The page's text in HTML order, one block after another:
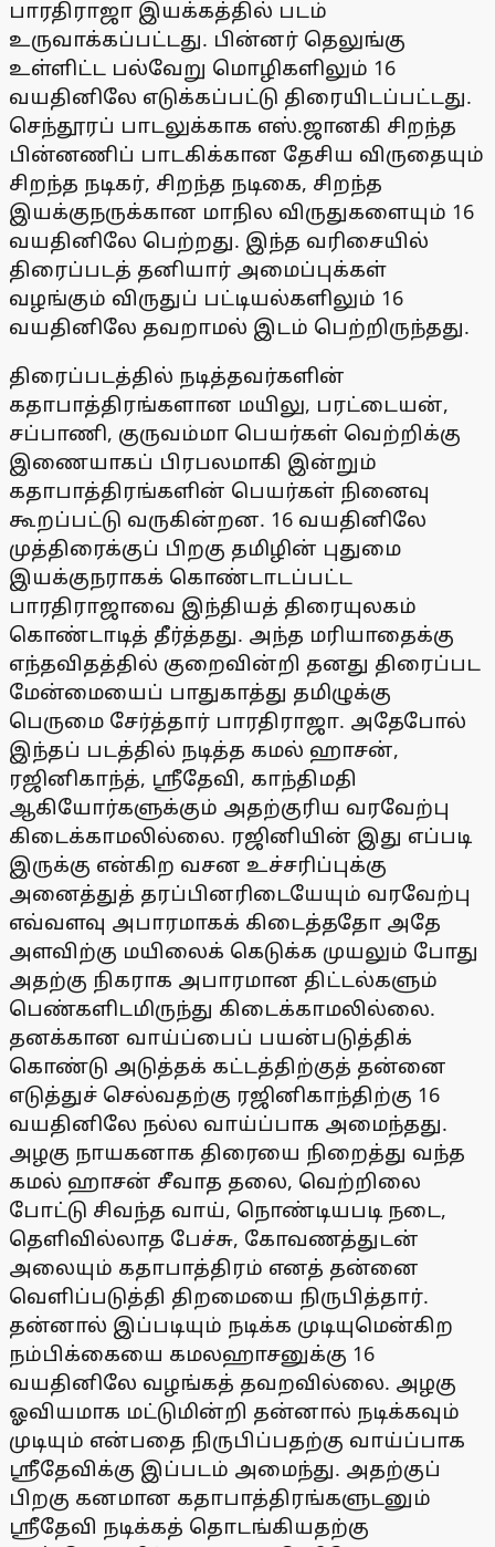
பாரதிராஜா இயக்கத்தில் படம்
உருவாக்கப்பட்டது. பின்னர் தெலுங்கு
உள்ளிட்ட பல்வேறு மொழிகளிலும் 16
வயதினிலே எடுக்கப்பட்டு திரையிடப்பட்டது.
செந்தூரப் பாடலுக்காக எஸ்.ஜானகி சிறந்த
பின்னணிப் பாடகிக்கான தேசிய விருதையும்
சிறந்த நடிகர், சிறந்த நடிகை, சிறந்த
இயக்குநருக்கான மாநில விருதுகளையும் 16
வயதினிலே பெற்றது. இந்த வரிசையில்
திரைப்படத் தனியார் அமைப்புக்கள்
வழங்கும் விருதுப் பட்டியல்களிலும் 16
வயதினிலே தவறாமல் இடம் பெற்றிருந்தது.
திரைப்படத்தில் நடித்தவர்களின்
கதாபாத்திரங்களான மயிலு, பரட்டையன்,
சப்பாணி, குருவம்மா பெயர்கள் வெற்றிக்கு
இணையாகப் பிரபலமாகி இன்றும்
கதாபாத்திரங்களின் பெயர்கள் நினைவு
கூறப்பட்டு வருகின்றன. 16 வயதினிலே
முத்திரைக்குப் பிறகு தமிழின் புதுமை
இயக்குநராகக் கொண்டாடப்பட்ட
பாரதிராஜாவை இந்தியத் திரையுலகம்
கொண்டாடித் தீர்த்தது. அந்த மரியாதைக்கு
எந்தவிதத்தில் குறைவின்றி தனது திரைப்பட
மேன்மையைப் பாதுகாத்து தமிழுக்கு
பெருமை சேர்த்தார் பாரதிராஜா. அதேபோல்
இந்தப் படத்தில் நடித்த கமல் ஹாசன்,
ரஜினிகாந்த், ஸ்ரீதேவி, காந்திமதி
ஆகியோர்களுக்கும் அதற்குரிய வரவேற்பு
கிடைக்காமலில்லை. ரஜினியின் இது எப்படி
இருக்கு என்கிற வசன உச்சரிப்புக்கு
அனைத்துத் தரப்பினரிடையேயும் வரவேற்பு
எவ்வளவு அபாரமாகக் கிடைத்ததோ அதே
அளவிற்கு மயிலைக் கெடுக்க முயலும் போது
அதற்கு நிகராக அபாரமான திட்டல்களும்
பெண்களிடமிருந்து கிடைக்காமலில்லை.
தனக்கான வாய்ப்பைப் பயன்படுத்திக்
கொண்டு அடுத்தக் கட்டத்திற்குத் தன்னை
எடுத்துச் செல்வதற்கு ரஜினிகாந்திற்கு 16
வயதினிலே நல்ல வாய்ப்பாக அமைந்தது.
அழகு நாயகனாக திரையை நிறைத்து வந்த
கமல் ஹாசன் சீவாத தலை, வெற்றிலை
போட்டு சிவந்த வாய், நொண்டியபடி நடை,
தெளிவில்லாத பேச்சு, கோவணத்துடன்
அலையும் கதாபாத்திரம் எனத் தன்னை
வெளிப்படுத்தி திறமையை நிருபித்தார்.
தன்னால் இப்படியும் நடிக்க முடியுமென்கிற
நம்பிக்கையை கமலஹாசனுக்கு 16
வயதினிலே வழங்கத் தவறவில்லை. அழகு
ஓவியமாக மட்டுமின்றி தன்னால் நடிக்கவும்
முடியும் என்பதை நிருபிப்பதற்கு வாய்ப்பாக
ஸ்ரீதேவிக்கு இப்படம் அமைந்து. அதற்குப்
பிறகு கனமான கதாபாத்திரங்களுடனும்
ஸ்ரீதேவி நடிக்கத் தொடங்கியதற்கு